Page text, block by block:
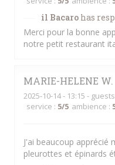
il Bacaro has
Merci pour la bonne
notre petit restaurant
MARIE-HELENE W
2025-10-14- 13:15 -
service : 5/5 ambience :
J'ai beaucoup apprécié
pleurottes et épinards